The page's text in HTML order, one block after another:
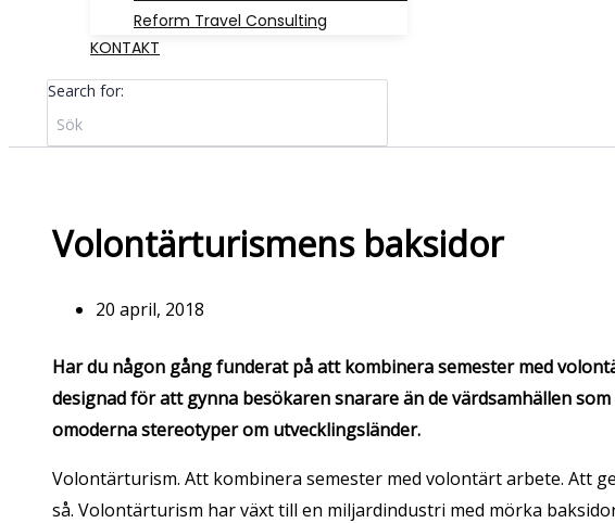
Reform Travel Consulting
KONTAKT
Search for:
Volontärturismens baksidor
20 april, 2018
Har du någon gång funderat på att kombinera semester med
designad för att gynna besökaren snarare än de värdsamhällen
omoderna stereotyper om utvecklingsländer.
Volontärturism. Att kombinera semester med volontärt arbete. Att
så. Volontärturism har växt till en miljardindustri med mörka